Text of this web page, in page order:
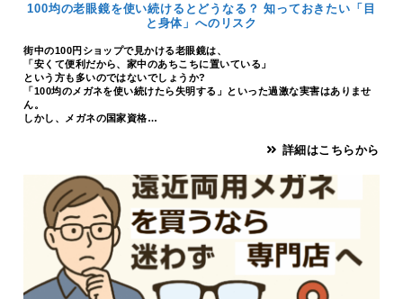
100均の老眼鏡を使い続けるとどうなる？ 知っておきたい「目
と身体」へのリスク
街中の100円ショップで見かける老眼鏡は、
「安くて便利だから、家中のあちこちに置いている」
という方も多いのではないでしょうか?
「100均のメガネを使い続けたら失明する」といった過激な実害はありませ
ん。
しかし、メガネの国家資格…
詳細はこちらから